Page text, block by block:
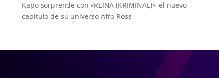
Kapo sorprende con «REINA (KRIMINAL)», el nuevo
capítulo de su universo Afro Rosa